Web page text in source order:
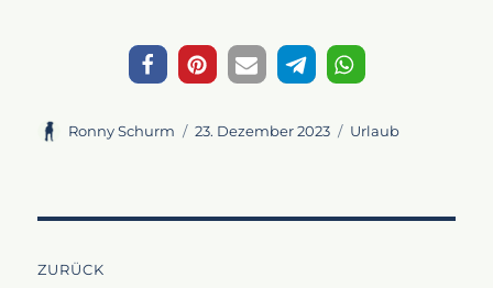
Autor
Ronny Schurm
Veröffentlicht
23. Dezember 2023 Kategorien
Urlaub
ZURÜCK